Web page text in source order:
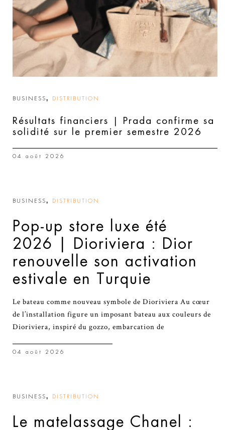
BUSINESS, DISTRIBUTION
Résultats financiers | Prada confirme sa
solidité sur le premier semestre 2026
04 août 2026
BUSINESS, DISTRIBUTION
Pop-up store luxe été
2026 | Dioriviera : Dior
renouvelle son activation
estivale en Turquie
Le bateau comme nouveau symbole de Dioriviera Au cœur
de l’installation figure un imposant bateau aux couleurs de
Dioriviera, inspiré du gozzo, embarcation de
04 août 2026
BUSINESS, DISTRIBUTION
Le matelassage Chanel :